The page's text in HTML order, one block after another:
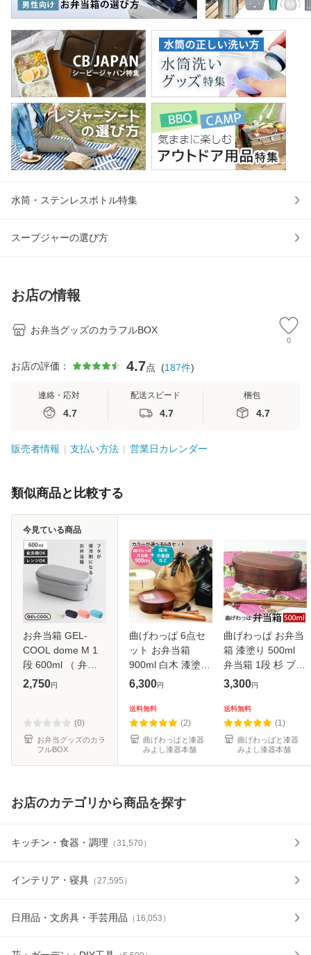
水筒・ステンレスボトル特集
スープジャーの選び方
お店の情報
お弁当グッズのカラフルBOX
0
お店の評価： 4.7点 (187件)
連絡・応対
4.7
配送スピード
4.7
梱包
4.7
販売者情報 支払い方法 営業日カレンダー
類似商品と比較する
お弁当箱 GEL-
COOL dome M 1
段 600ml （ 弁当
箱 ランチボックス
ンジ対応 食洗機対
応 日本製 BPAフリ
2,750円
(0)
お弁当グッズのカラ
フルBOX
今見ている商品
曲げわっぱ 6点セ
ット お弁当箱
900ml 白木 漆塗り
小判型 弁当箱 1段
箱 まげわっぱ ラン
チボックス お箸 箸
箱 保冷ラ
6,300円
送料無料
(2)
曲げわっぱと漆器
みよし漆器本舗
曲げわっぱ お弁当
箱 漆塗り 500ml
弁当箱 1段 杉 ブラ
ウン 茶 お弁当箱
子 女子 大人 子供
女の子 男の子 小判
型 お
3,300円
送料無料
(1)
曲げわっぱと漆器
みよし漆器本舗
お店のカテゴリから商品を探す
キッチン・食器・調理 （31,570）
インテリア・寝具 （ 27,595 ）
日用品・文房具・手芸用品 （ 16,053 ）